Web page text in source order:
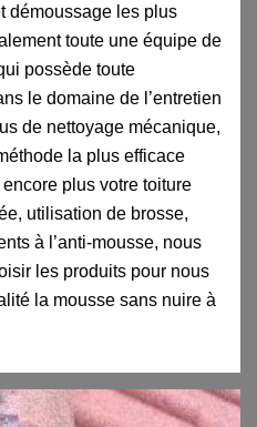
démoussage les plus
toute une équipe de
possède toute
le domaine de l’entretien
de nettoyage mécanique,
la plus efficace
plus votre toiture
utilisation de brosse,
à l’anti-mousse, nous
les produits pour nous
la mousse sans nuire à